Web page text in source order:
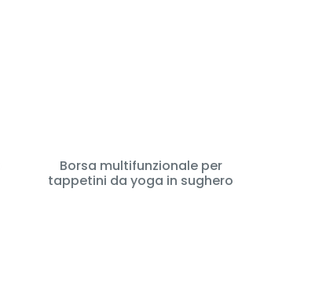
Borsa multifunzionale per
tappetini da yoga in sughero